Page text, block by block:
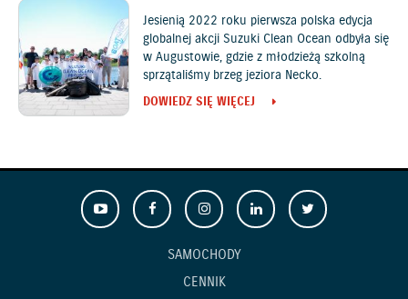
Jesienią 2022 roku pierwsza polska edycja
globalnej akcji Suzuki Clean Ocean odbyła się
w Augustowie, gdzie z młodzieżą szkolną
sprzątaliśmy brzeg jeziora Necko.
DOWIEDZ SIĘ WIĘCEJ
SAMOCHODY
CENNIK